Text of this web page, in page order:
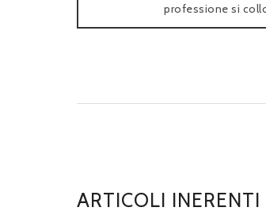
professione si
ARTICOLI INERENTI